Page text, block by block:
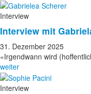
Interview
Interview mit
31. Dezember 2025
«Irgendwann wird
weiter
Interview